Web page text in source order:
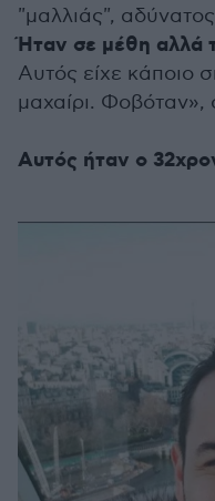
"μαλλιάς",
Ήταν σε μέθη αλλά
Αυτός είχε κάποιο
μαχαίρι. Φοβόταν»,
Αυτός ήταν ο